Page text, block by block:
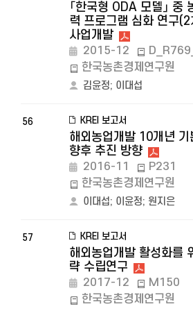
「한국형 ODA 모델」 중
력 프로그램 심화 연구
사업개발
2015-12
한국농촌경제연구원
김윤정; 이대섭
56 KREI 보고서
해외농업개발 10개년
향후 추진 방향
2016-11
P231
한국농촌경제연구원
이대섭; 이윤정; 원지은
57 KREI 보고서
해외농업개발 활성화를
략 수립연구
2017-12
M150
한국농촌경제연구원